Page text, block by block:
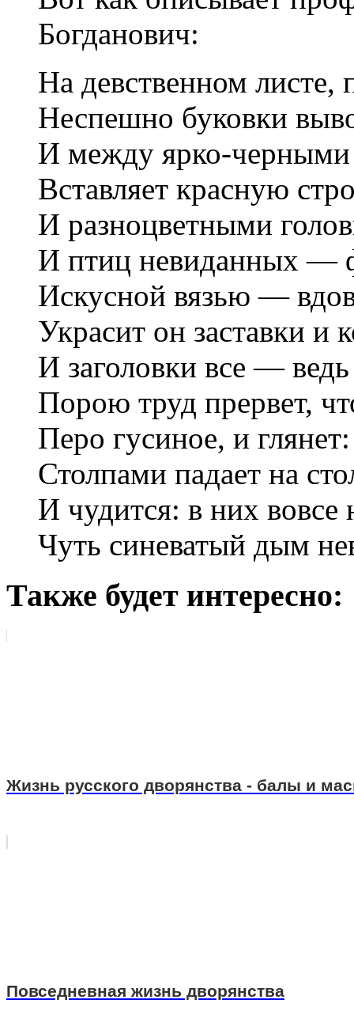
Богданович:
На девственном листе,
Неспешно буковки
И между ярко-
Вставляет красную
И разноцветными
И птиц невиданных —
Искусной вязью —
Украсит он заставки и
И заголовки все —
Порою труд прервет,
Перо гусиное, и
Столпами падает на
И чудится: в них вовсе
Чуть синеватый дым
Также будет интересно:
Жизнь русского дворянства - балы и
Повседневная жизнь дворянства